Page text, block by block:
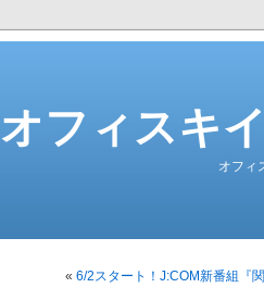
オフィスキ
オフィ
« 6/2スタート！J:COM新番組『